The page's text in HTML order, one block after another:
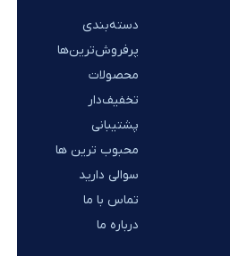
دسته‌بندی
پرفروش‌ترین‌ها
محصولات
تخفیف‌دار
پشتیبانی
محبوب ترین ها
سوالی دارید
تماس با ما
درباره ما